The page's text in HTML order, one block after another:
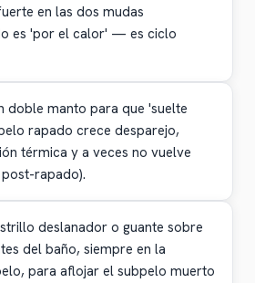
en las dos mudas
es 'por el calor' — es ciclo
doble manto para que 'suelte
rapado crece desparejo,
térmica y a veces no vuelve
rapado).
deslanador o guante sobre
del baño, siempre en la
para aflojar el subpelo muerto